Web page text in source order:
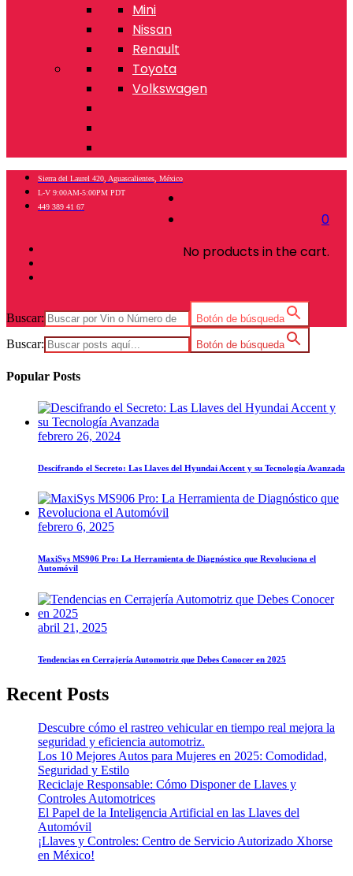
Mini
Nissan
Renault
Toyota
Volkswagen
0
No products in the cart.
Sierra del Laurel 420, Aguascalientes, México
L-V 9:00AM-5:00PM PDT
449 389 41 67
Buscar: Botón de búsqueda
Buscar: Botón de búsqueda
Popular Posts
febrero 26, 2024
Descifrando el Secreto: Las Llaves del Hyundai Accent y su Tecnología Avanzada
febrero 6, 2025
MaxiSys MS906 Pro: La Herramienta de Diagnóstico que Revoluciona el
Automóvil
abril 21, 2025
Tendencias en Cerrajería Automotriz que Debes Conocer en 2025
Recent Posts
Descubre cómo el rastreo vehicular en tiempo real mejora la
seguridad y eficiencia automotriz.
Los 10 Mejores Autos para Mujeres en 2025: Comodidad,
Seguridad y Estilo
Reciclaje Responsable: Cómo Disponer de Llaves y
Controles Automotrices
El Papel de la Inteligencia Artificial en las Llaves del
Automóvil
¡Llaves y Controles: Centro de Servicio Autorizado Xhorse
en México!